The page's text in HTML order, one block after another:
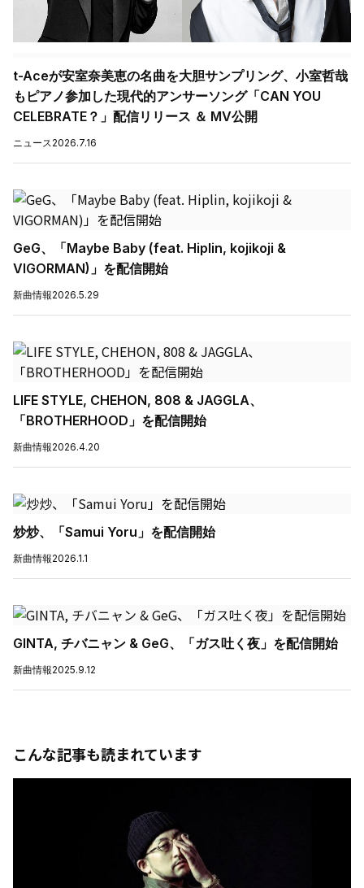
t-Aceが安室奈美恵の名曲を大胆サンプリング、小室哲哉
もピアノ参加した現代的アンサーソング「CAN YOU
CELEBRATE？」配信リリース ＆ MV公開
ニュース2026.7.16
GeG、「Maybe Baby (feat. Hiplin, kojikoji &
VIGORMAN)」を配信開始
新曲情報2026.5.29
LIFE STYLE, CHEHON, 808 & JAGGLA、
「BROTHERHOOD」を配信開始
新曲情報2026.4.20
炒炒、「Samui Yoru」を配信開始
新曲情報2026.1.1
GINTA, チバニャン & GeG、「ガス吐く夜」を配信開始
新曲情報2025.9.12
こんな記事も読まれています